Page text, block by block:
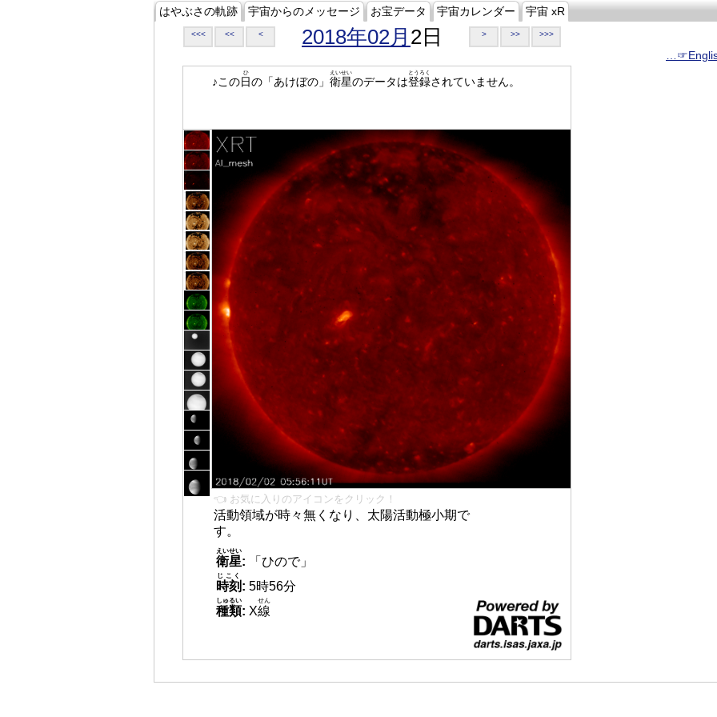
はやぶさの軌跡 宇宙からのメッセージ お宝データ 宇宙カレンダー 宇宙 xR
<<< << < 2018年02月 2日 > >> >>>
♪この日
ひ
の「あけぼの」 衛星
えいせい
のデータは登録
とうろく
されていません。
👈 お気に入りのアイコンをクリック！
活動領域が時々無くなり、太陽活動極小期で
す。
衛星
えいせい
:
「ひので」
時刻
じこく
: 5時56分
種類
しゅるい
: X線
せん